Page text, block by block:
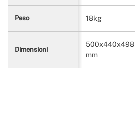
Peso 18kg
Dimensioni
500x440x498
mm